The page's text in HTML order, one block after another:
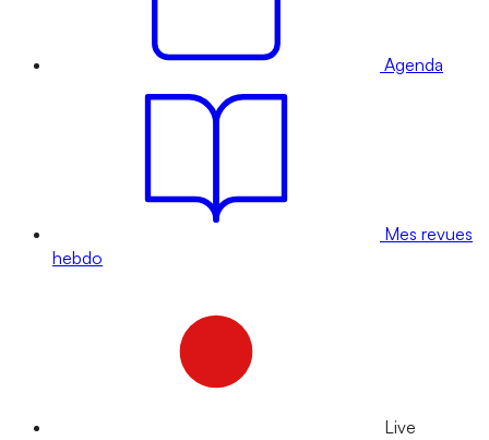
Agenda
Mes revues
hebdo
Live